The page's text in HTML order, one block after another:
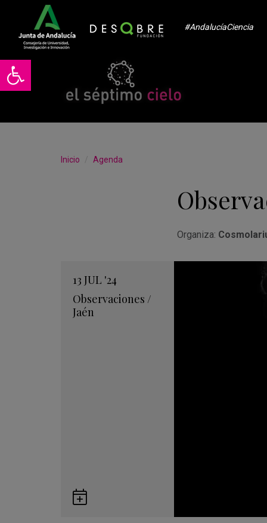
Abrir barra de herramientas
#AndalucíaCiencia
Inicio Agenda
Organiza:
13 JUL '24
Observaciones /
Jaén
Guardar
en